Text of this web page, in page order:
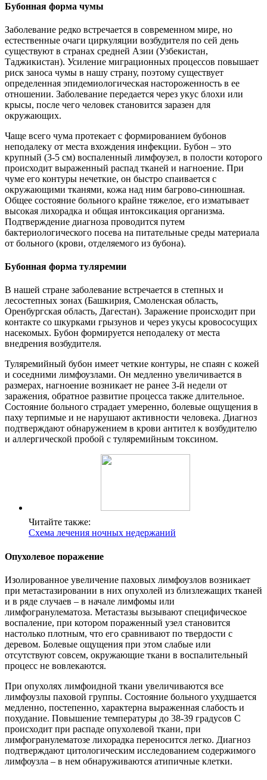
Бубонная форма чумы
Заболевание редко встречается в современном мире, но
естественные очаги циркуляции возбудителя по сей день
существуют в странах средней Азии (Узбекистан,
Таджикистан). Усиление миграционных процессов повышает
риск заноса чумы в нашу страну, поэтому существует
определенная эпидемиологическая настороженность в ее
отношении. Заболевание передается через укус блохи или
крысы, после чего человек становится заразен для
окружающих.
Чаще всего чума протекает с формированием бубонов
неподалеку от места вхождения инфекции. Бубон – это
крупный (3-5 см) воспаленный лимфоузел, в полости которого
происходит выраженный распад тканей и нагноение. При
чуме его контуры нечеткие, он быстро спаивается с
окружающими тканями, кожа над ним багрово-синюшная.
Общее состояние больного крайне тяжелое, его изматывает
высокая лихорадка и общая интоксикация организма.
Подтверждение диагноза проводится путем
бактериологического посева на питательные среды материала
от больного (крови, отделяемого из бубона).
Бубонная форма туляремии
В нашей стране заболевание встречается в степных и
лесостепных зонах (Башкирия, Смоленская область,
Оренбургская область, Дагестан). Заражение происходит при
контакте со шкурками грызунов и через укусы кровососущих
насекомых. Бубон формируется неподалеку от места
внедрения возбудителя.
Туляремийный бубон имеет четкие контуры, не спаян с кожей
и соседними лимфоузлами. Он медленно увеличивается в
размерах, нагноение возникает не ранее 3-й недели от
заражения, обратное развитие процесса также длительное.
Состояние больного страдает умеренно, болевые ощущения в
паху терпимые и не нарушают активности человека. Диагноз
подтверждают обнаружением в крови антител к возбудителю
и аллергической пробой с туляремийным токсином.
Читайте также:
Схема лечения ночных недержаний
Опухолевое поражение
Изолированное увеличение паховых лимфоузлов возникает
при метастазировании в них опухолей из близлежащих тканей
и в ряде случаев – в начале лимфомы или
лимфогранулематоза. Метастазы вызывают специфическое
воспаление, при котором пораженный узел становится
настолько плотным, что его сравнивают по твердости с
деревом. Болевые ощущения при этом слабые или
отсутствуют совсем, окружающие ткани в воспалительный
процесс не вовлекаются.
При опухолях лимфоидной ткани увеличиваются все
лимфоузлы паховой группы. Состояние больного ухудшается
медленно, постепенно, характерна выраженная слабость и
похудание. Повышение температуры до 38-39 градусов С
происходит при распаде опухолевой ткани, при
лимфогранулематозе лихорадка переносится легко. Диагноз
подтверждают цитологическим исследованием содержимого
лимфоузла – в нем обнаруживаются атипичные клетки.